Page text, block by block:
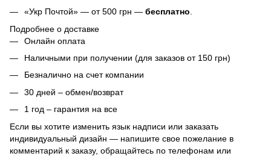
«Укр Почтой» — от 500 грн — бесплатно
Подробнее о доставке
Онлайн оплата
Наличными при получении (для заказов от 150 грн)
Безналично на счет компании
30 дней – обмен/возврат
1 год – гарантия на все
Если вы хотите изменить язык надписи или заказать
индивидуальный дизайн — напишите свое пожелание в
комментарий к заказу, обращайтесь по телефонам или